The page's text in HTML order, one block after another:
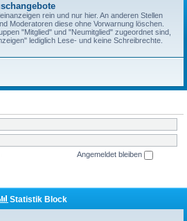
rein und nur hier. An anderen Stellen
Moderatoren diese ohne Vorwarnung löschen.
"Mitglied" und "Neumitglied" zugeordnet sind,
lediglich Lese- und keine Schreibrechte.
Angemeldet bleiben
Statistik Block